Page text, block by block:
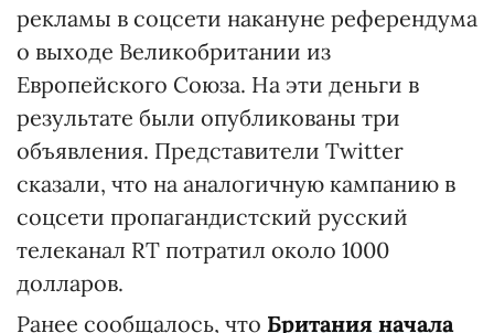
рекламы в соцсети накануне референдума
о выходе Великобритании из
Европейского Союза. На эти деньги в
результате были опубликованы три
объявления. Представители Twitter
сказали, что на аналогичную кампанию в
соцсети пропагандистский русский
телеканал RT потратил около 1000
долларов.
Ранее сообщалось, что Британия начала